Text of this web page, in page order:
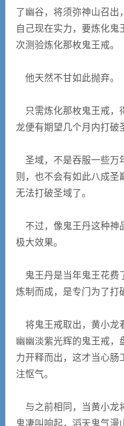
了幽谷，将须弥神山召出
自己现在实力，要炼化鬼
次测验炼化那枚鬼王戒。
他天然不甘如此抛弃。
只需炼化那枚鬼王戒，
龙便有期望几个月内打破
圣域，不是吞服一些万
则，也不会有如此八成圣
无法打破圣域了。
不过，像鬼王丹这种神
极大效果。
鬼王丹是当年鬼王花费
炼制而成，是专门为了打
将鬼王戒取出，黄小龙
幽幽淡紫光辉的鬼王戒，
力开释而出，这才当心肠
注怄气。
与之前相同，当黄小龙
鬼凄叫响起，滔天鬼气漫